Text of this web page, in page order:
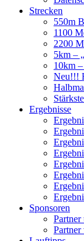
Strecken
550m
1100
2200
5km –
10km
Neu!!!
Ergebnisse
Sponsoren
Partner
Partner